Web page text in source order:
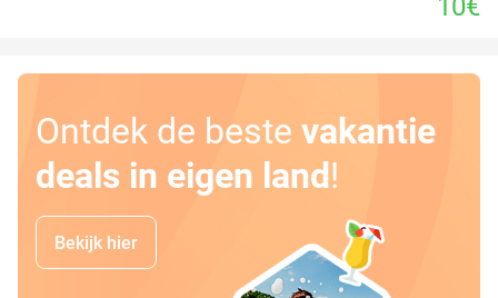
10€
Ontdek de beste vakantie
deals in eigen land!
Bekijk hier